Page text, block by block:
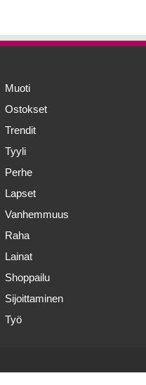
Muoti
Ostokset
Trendit
Tyyli
Perhe
Lapset
Vanhemmuus
Raha
Lainat
Shoppailu
Sijoittaminen
Työ